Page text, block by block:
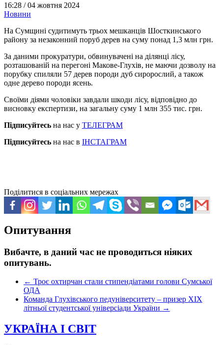
16:28 /04 жовтня 2024
Новини
На Сумщині судитимуть трьох мешканців Шосткинського
району за незаконний поруб дерев на суму понад 1,3 млн грн.
За даними прокуратури, обвинувачені на ділянці лісу,
розташованій на перегоні Макове-Глухів, не маючи дозволу на
порубку спиляли 57 дерев породи дуб сиророслий, а також
одне дерево породи ясень.
Своїми діями чоловіки завдали шкоди лісу, відповідно до
висновку експертизи, на загальну суму 1 млн 355 тис. грн.
Підписуйтесь на нас у ТЕЛЕГРАМ
Підписуйтесь на нас в ІНСТАГРАМ
Поділитися в соціальних мережах
Опитування
Вибачте, в даний час не проводиться ніяких
опитувань.
← Троє охтирчан стали стипендіатами голови Сумської
ОДА
Команда Глухівського педуніверситету – призер XIX
літньої студентської універсіади України →
УКРАЇНА І СВІТ